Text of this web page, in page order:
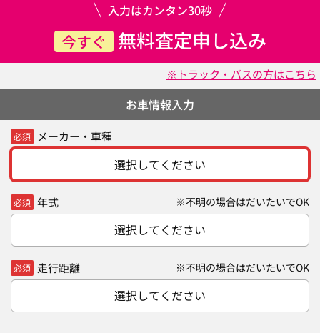
入力はカンタン30秒
今すぐ 無料査定申し込み
※トラック・バスの方はこちら
お車情報入力
必須 メーカー・車種
選択してください
必須 年式 ※不明の場合はだいたいでOK
選択してください
必須 走行距離 ※不明の場合はだいたいでOK
選択してください